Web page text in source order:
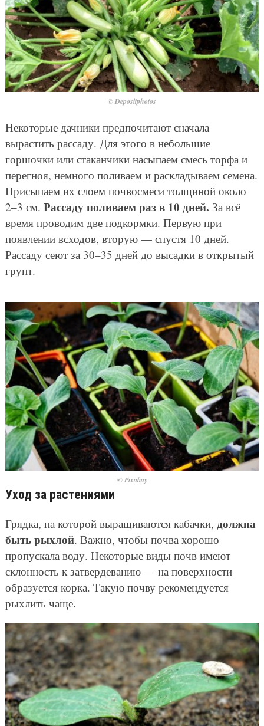
© Depositphotos
Некоторые дачники предпочитают сначала
вырастить рассаду. Для этого в небольшие
горшочки или стаканчики насыпаем смесь торфа и
перегноя, немного поливаем и раскладываем семена.
Присыпаем их слоем почвосмеси толщиной около
2–3 см. Рассаду поливаем раз в 10 дней. За всё
время проводим две подкормки. Первую при
появлении всходов, вторую — спустя 10 дней.
Рассаду сеют за 30–35 дней до высадки в открытый
грунт.
© Pixabay
Уход за растениями
Грядка, на которой выращиваются кабачки, должна
быть рыхлой. Важно, чтобы почва хорошо
пропускала воду. Некоторые виды почв имеют
склонность к затвердеванию — на поверхности
образуется корка. Такую почву рекомендуется
рыхлить чаще.